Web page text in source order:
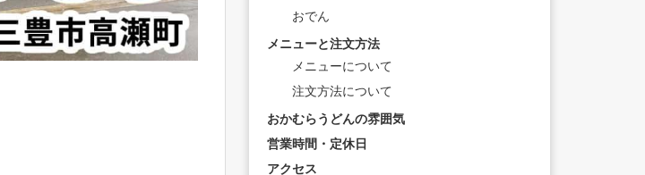
おでん
メニューと注文方法
メニューについて
注文方法について
おかむらうどんの雰囲気
営業時間・定休日
アクセス